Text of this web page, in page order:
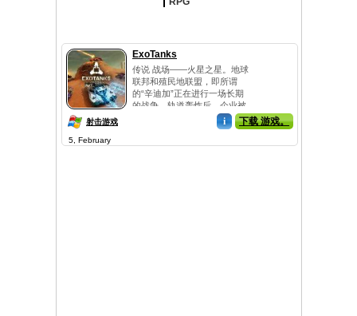
ExoTanks
传说 战场——火星之星。地球
联邦和殖民地联盟，即所谓
的“辛迪加”正在进行一场长期
的战争。轨道轰炸后，企业被
射击游戏 i 下载 游戏。
5, February